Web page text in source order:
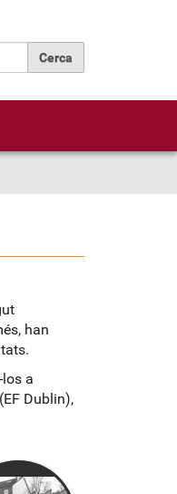
han
a
Dublin),